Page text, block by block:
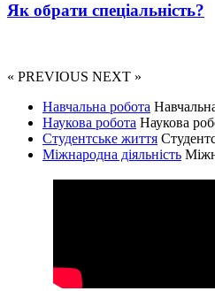
Як обрати спеціальність?
« PREVIOUS NEXT »
Навчальна робота
Наукова робота Наукова
Студентське життя
Міжнародна діяльність